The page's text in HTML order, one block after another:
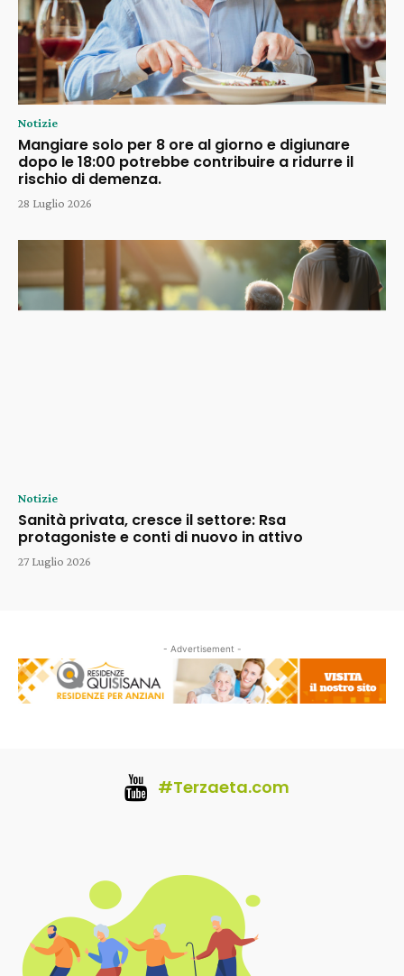
Notizie
Mangiare solo per 8 ore al giorno e digiunare
dopo le 18:00 potrebbe contribuire a ridurre il
rischio di demenza.
28 Luglio 2026
Notizie
Sanità privata, cresce il settore: Rsa
protagoniste e conti di nuovo in attivo
27 Luglio 2026
- Advertisement -
#Terzaeta.com